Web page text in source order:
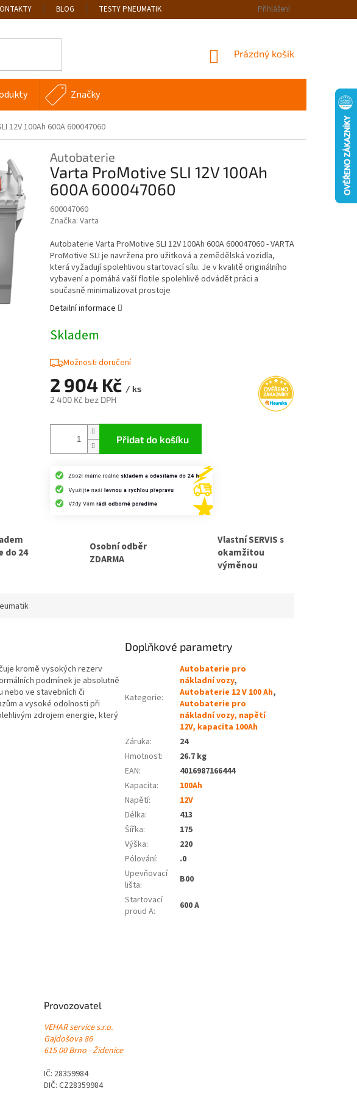
BLOG TESTY PNEUMATIK Přihlášení
NÁKUPNÍ
Prázdný košík
Značky
12V 100Ah 600A 600047060
Autobaterie
Varta ProMotive SLI 12V 100Ah
600A 600047060
600047060
Značka: Varta
2 904 Kč / ks
2 400 Kč bez DPH
cena:
Skladem
Možnosti doručení
Přidat do košíku
Autobaterie Varta ProMotive SLI 12V 100Ah 600A 600047060 - VARTA
ProMotive SLI je navržena pro užitková a zemědělská vozidla,
která vyžadují spolehlivou startovací sílu. Je v kvalitě originálního
vybavení a pomáhá vaší flotile spolehlivě odvádět práci a
současně minimalizovat prostoje
Detailní informace
do 24
Osobní odběr
ZDARMA
Vlastní SERVIS s
okamžitou
výměnou
kromě vysokých rezerv
podmínek je absolutně
nebo ve stavebních či
a vysoké odolnosti při
zdrojem energie, který
Doplňkové parametry
Kategorie:
Autobaterie pro
nákladní vozy,
Autobaterie 12 V 100 Ah,
Autobaterie pro
nákladní vozy, napětí
12V, kapacita 100Ah
Záruka:
24
Hmotnost:
26.7 kg
EAN:
4016987166444
Kapacita:
100Ah
Napětí:
12V
Délka:
413
Šířka:
175
Výška:
220
Pólování:
.0
Upevňovací
lišta:
B00
Startovací
proud A: 600 A
Provozovatel
VEHAR service s.r.o.
Gajdošova 86
615 00 Brno - Židenice
IČ: 28359984
DIČ: CZ28359984